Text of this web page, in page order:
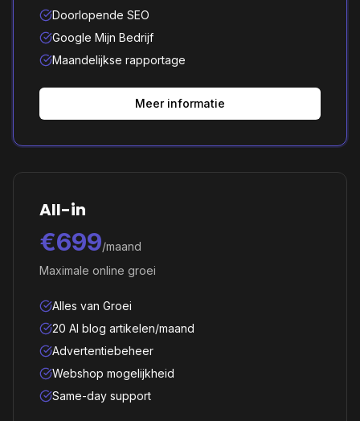
Doorlopende SEO
Google Mijn Bedrijf
Maandelijkse rapportage
Meer informatie
All-in
€699/maand
Maximale online groei
Alles van Groei
20 AI blog artikelen/maand
Advertentiebeheer
Webshop mogelijkheid
Same-day support